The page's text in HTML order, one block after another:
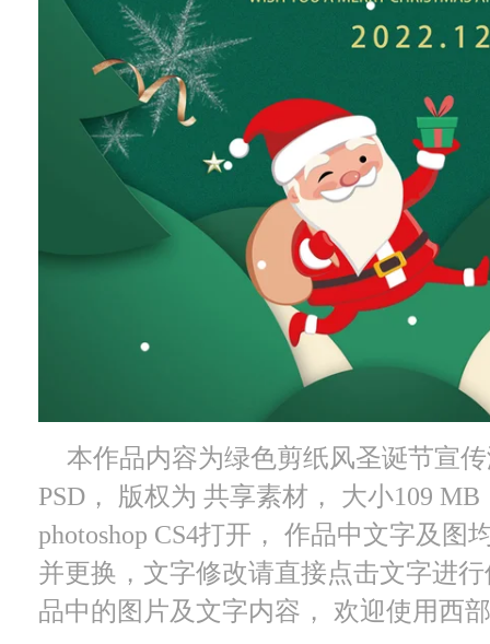
本作品内容为绿色剪纸风圣诞节宣
PSD， 版权为 共享素材， 大小109
photoshop CS4打开， 作品中文字及
并更换，文字修改请直接点击文字进
品中的图片及文字内容， 欢迎使用西